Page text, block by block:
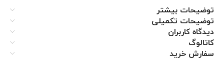
توضیحات بیشتر
توضیحات تکمیلی
دیدگاه کاربران
کاتالوگ
سفارش خرید